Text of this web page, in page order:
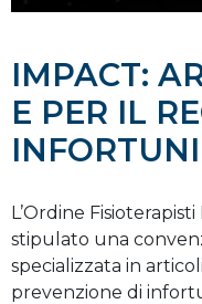
IMPACT:
E PER IL
INFORTUNI
L’Ordine
stipulato una
specializzata in
prevenzione di